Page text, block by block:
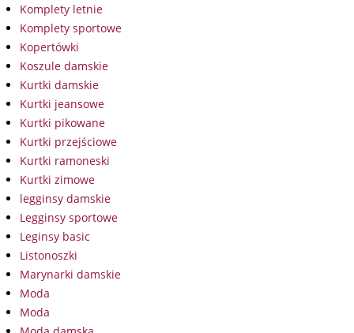
Komplety letnie
Komplety sportowe
Kopertówki
Koszule damskie
Kurtki damskie
Kurtki jeansowe
Kurtki pikowane
Kurtki przejściowe
Kurtki ramoneski
Kurtki zimowe
legginsy damskie
Legginsy sportowe
Leginsy basic
Listonoszki
Marynarki damskie
Moda
Moda